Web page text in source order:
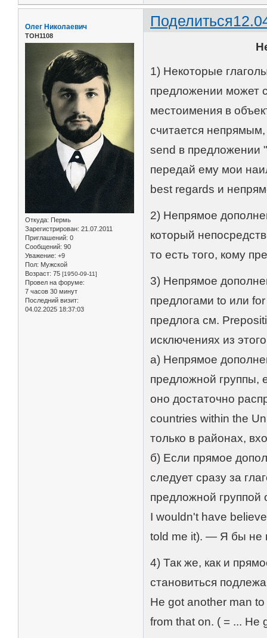
Поделиться
Олег Николаевич
ТОН1108
Откуда: Пермь
Зарегистрирован: 21.07.2011
Приглашений: 0
Сообщений: 90
Уважение: +9
Пол: Мужской
Возраст: 75 [1950-09-11]
Провел на форуме:
7 часов 30 минут
Последний визит:
04.02.2025 18:37:03
1) Некоторые
предложении может
местоимения в
считается
send в предложении
передай ему мои
best regards и
2) Непрямое
который
то есть того, кому
3) Непрямое
предлогами to или
предлога см.
исключениях из
а) Непрямое
предложной группы,
оно достаточно
countries within the
только в районах,
б) Если прямое
следует сразу за
предложной группой
I wouldn't have
told me it). — Я бы не
4) Так же, как и
становиться
He got another man
from that on. ( = ...